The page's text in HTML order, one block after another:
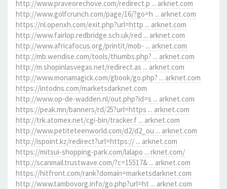
http://www.praveorechove.com/redirect.p ... arknet.com
http://www.golfcrunch.com/page/16/?go=h ... arknet.com
https://nl.openxh.com/exit.php?url=http ... arknet.com
http://www.fairlop.redbridge.sch.uk/red ... arknet.com
http://www.africafocus.org/printit/mob- ... arknet.com
http://mb.wendise.com/tools/thumbs.php? ... arknet.com
http://m.shopinlasvegas.net/redirect.as ... arknet.com
http://www.monamagick.com/gbook/go.php? ... arknet.com
https://intodns.com/marketsdarknet.com
http://www.op-de-wadden.nl/out.php?id=s ... arknet.com
https://peak.mn/banners/rd/25?url=https ... arknet.com
http://trk.atomex.net/cgi-bin/tracker.f ... arknet.com
http://www.petiteteenworld.com/d2/d2_ou ... arknet.com
http://ispoint.kz/redirect?url=https:// ... arknet.com
https://mitsui-shopping-park.com/lalapo ... rknet.com/
http://scanmail.trustwave.com/?c=15517& ... arknet.com
https://hitfront.com/rank?domain=marketsdarknet.com
http://www.tambovorg.info/go.php?url=ht ... arknet.com